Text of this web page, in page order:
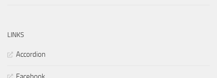
LINKS
Accordion